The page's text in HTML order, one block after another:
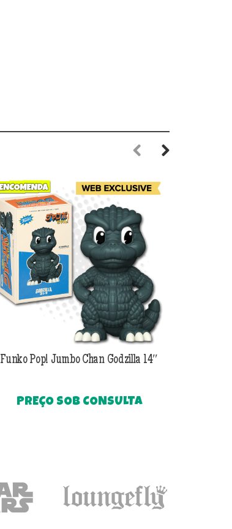
Funko Pop! Jumbo Chan Godzilla 14″
PREÇO SOB CONSULTA